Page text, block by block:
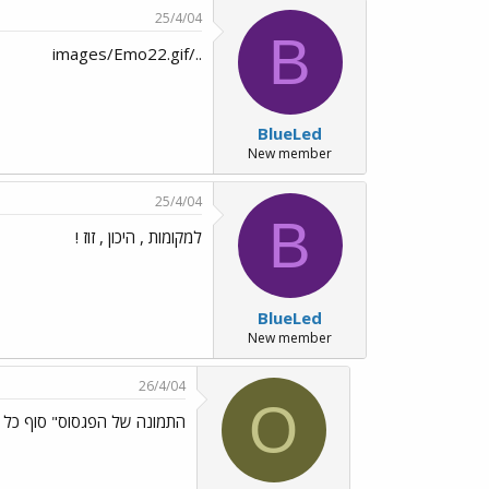
B
BlueLed
New member
25/4/04
../images/Emo22.gif
B
BlueLed
New member
25/4/04
למקומות , היכון , זוז !
O
26/4/04
התמונה של הפגסוס" סוף כל